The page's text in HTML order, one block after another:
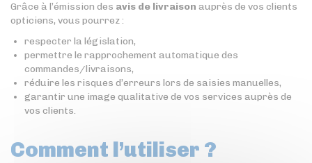
Grâce à l’émission des avis de livraison auprès de vos clients
opticiens, vous pourrez :
respecter la législation,
permettre le rapprochement automatique des
commandes/livraisons,
réduire les risques d’erreurs lors de saisies manuelles,
garantir une image qualitative de vos services auprès de
vos clients.
Comment l’utiliser ?